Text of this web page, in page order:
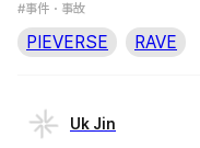
#事件・事故
PIEVERSE RAVE
Uk Jin